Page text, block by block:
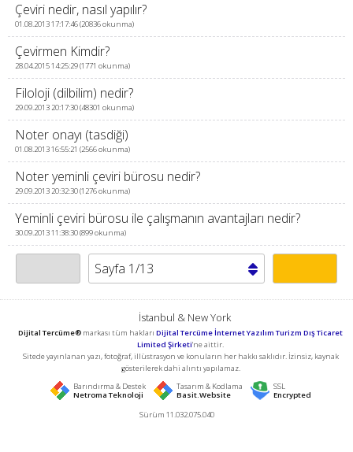
Çeviri nedir, nasıl yapılır?
01.08.2013 17:17:46 (20836 okunma)
Çevirmen Kimdir?
28.04.2015 14:25:29 (1771 okunma)
Filoloji (dilbilim) nedir?
29.09.2013 20:17:30 (48301 okunma)
Noter onayı (tasdiği)
01.08.2013 16:55:21 (2566 okunma)
Noter yeminli çeviri bürosu nedir?
29.09.2013 20:32:30 (1276 okunma)
Yeminli çeviri bürosu ile çalışmanın avantajları nedir?
30.09.2013 11:38:30 (899 okunma)
İstanbul & New York
Dijital Tercüme® markası tüm hakları Dijital Tercüme İnternet Yazılım Turizm Dış Ticaret
Limited Şirketi'ne aittir.
Sitede yayınlanan yazı, fotoğraf, illüstrasyon ve konuların her hakkı saklıdır. İzinsiz, kaynak
gösterilerek dahi alıntı yapılamaz.
Barındırma & Destek
Netroma Teknoloji
Tasarım & Kodlama
Basit.Website
SSL
Encrypted
Sürüm 11.032.075.040